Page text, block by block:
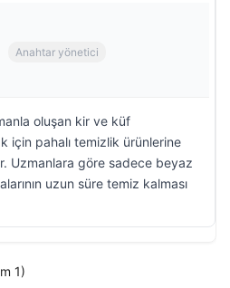
Anahtar yönetici
oluşan kir ve küf
için pahalı temizlik ürünlerine
Uzmanlara göre sadece beyaz
uzun süre temiz kalması
1)